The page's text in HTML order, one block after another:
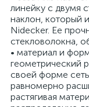
линейку с двумя
наклон, который
Nidecker. Ее
стекловолокна,
• материал и
геометрический
своей форме
равномерно
растягивая